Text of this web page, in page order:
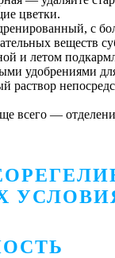
цветки.
с
веществ
и летом
удобрениями
раствор
всего —